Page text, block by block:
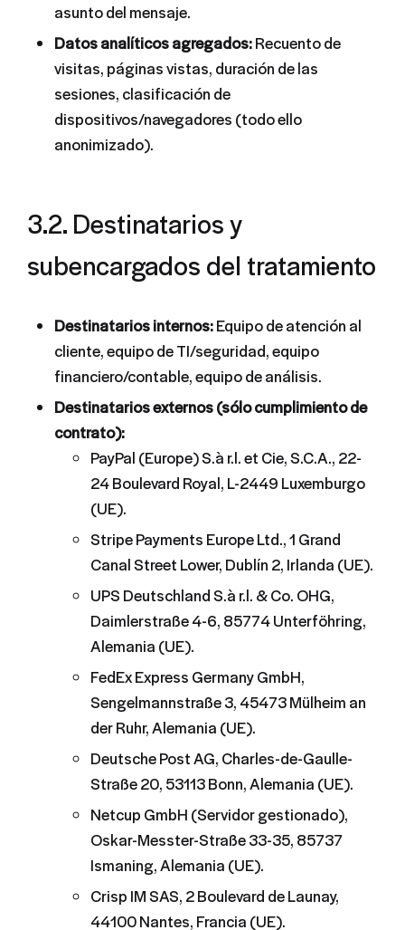
asunto del mensaje.
Datos analíticos agregados:Recuento de
visitas, páginas vistas, duración de las
sesiones, clasificación de
dispositivos/navegadores (todo ello
anonimizado).
3.2. Destinatarios y
subencargados del tratamiento
Destinatarios internos:Equipo de atención al
cliente, equipo de TI/seguridad, equipo
financiero/contable, equipo de análisis.
Destinatarios externos (sólo cumplimiento de
contrato):
PayPal (Europe) S.à r.l. et Cie, S.C.A., 22-
24 Boulevard Royal, L-2449 Luxemburgo
(UE).
Stripe Payments Europe Ltd., 1 Grand
Canal Street Lower, Dublín 2, Irlanda (UE).
UPS Deutschland S.à r.l. & Co. OHG,
Daimlerstraße 4-6, 85774 Unterföhring,
Alemania (UE).
FedEx Express Germany GmbH,
Sengelmannstraße 3, 45473 Mülheim an
der Ruhr, Alemania (UE).
Deutsche Post AG, Charles-de-Gaulle-
Straße 20, 53113 Bonn, Alemania (UE).
Netcup GmbH (Servidor gestionado),
Oskar-Messter-Straße 33-35, 85737
Ismaning, Alemania (UE).
Crisp IM SAS, 2 Boulevard de Launay,
44100 Nantes, Francia (UE).